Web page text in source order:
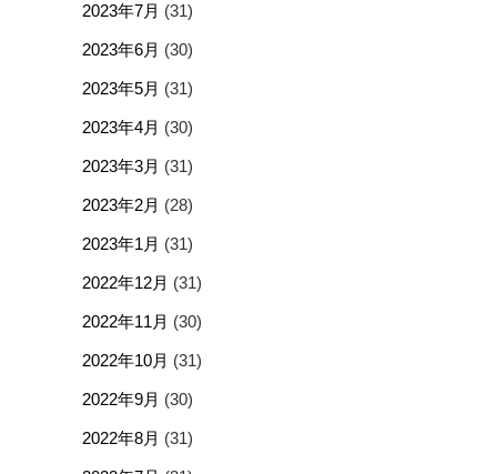
2023年7月 (31)
2023年6月 (30)
2023年5月 (31)
2023年4月 (30)
2023年3月 (31)
2023年2月 (28)
2023年1月 (31)
2022年12月 (31)
2022年11月 (30)
2022年10月 (31)
2022年9月 (30)
2022年8月 (31)